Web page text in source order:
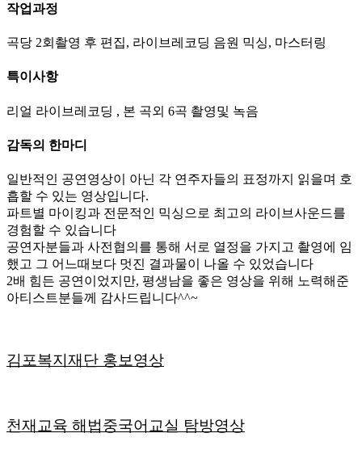
작업과정
곡당 2회촬영 후 편집, 라이브레코딩 음원 믹싱, 마스터링
특이사항
리얼 라이브레코딩 , 본 곡외 6곡 촬영및 녹음
감독의 한마디
일반적인 공연영상이 아닌 각 연주자들의 표정까지 읽을며 호
흡할 수 있는 영상입니다.
파트별 마이킹과 전문적인 믹싱으로 최고의 라이브사운드를
경험할 수 있습니다
공연자분들과 사전협의를 통해 서로 열정을 가지고 촬영에 임
했고 그 어느때보다 멋진 결과물이 나올 수 있었습니다
2배 힘든 공연이었지만, 평생남을 좋은 영상을 위해 노력해준
아티스트분들께 감사드립니다^^~
김포복지재단 홍보영상
천재교육 해법중국어교실 탐방영상